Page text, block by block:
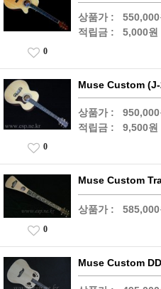
상품가 : 550,000
적립금 : 5,000원
0
Muse Custom (J-
상품가 : 950,000
적립금 : 9,500원
0
Muse Custom
상품가 : 585,000
0
Muse Custom